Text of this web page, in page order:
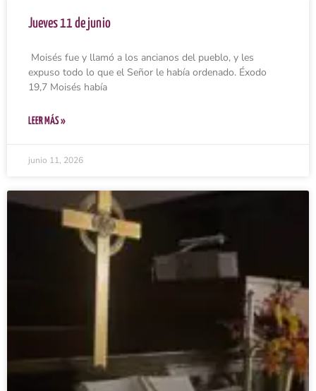
Jueves 11 de junio
Moisés fue y llamó a los ancianos del pueblo, y les
expuso todo lo que el Señor le había ordenado. Éxodo
19,7 Moisés había
LEER MÁS »
junio 11, 2026